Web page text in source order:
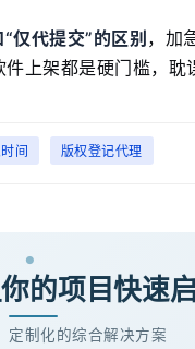
仅代提交”的区别，加
上架都是硬门槛，耽
间 版权登记代理
的项目快速
定制化的综合解决方案